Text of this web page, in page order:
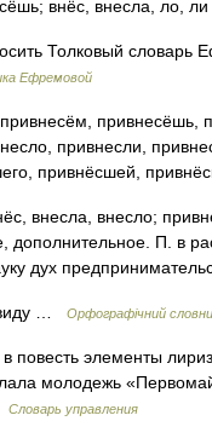
внёс, внесла, ло,
Толковый
Ефремовой
привнесёшь,
привнесли,
привнёсшей,
внесла, внесло;
дополнительное. П. в
дух
… Орфографічний
повесть элементы
молодежь
Словарь управления